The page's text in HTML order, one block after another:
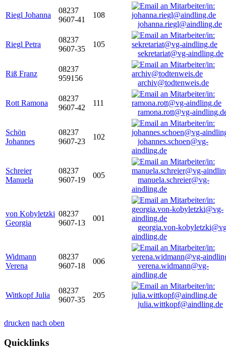
Riegl Johanna
08237
9607-41
108
johanna.riegl@aindling.de
Riegl Petra
08237
9607-35
105
sekretariat@vg-aindling.de
Riß Franz
08237
959156
archiv@todtenweis.de
Rott Ramona
08237
9607-42
111
ramona.rott@vg-
Schön
Johannes
08237
9607-23
102
johannes.schoen@vg-
aindling.de
Schreier
Manuela
08237
9607-19
005
manuela.schreier@vg-
aindling.de
von Kobyletzki
Georgia
08237
9607-13
001
georgia.von-
aindling.de
Widmann
Verena
08237
9607-18
006
verena.widmann@vg-
aindling.de
Wittkopf Julia
08237
9607-35
205
julia.wittkopf@aindling.de
drucken nach oben
Quicklinks